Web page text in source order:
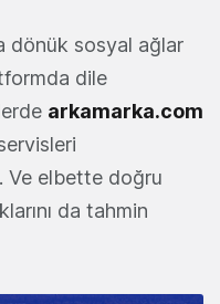
dönük sosyal ağlar
dile
arkamarka.com
Ve elbette doğru
da tahmin